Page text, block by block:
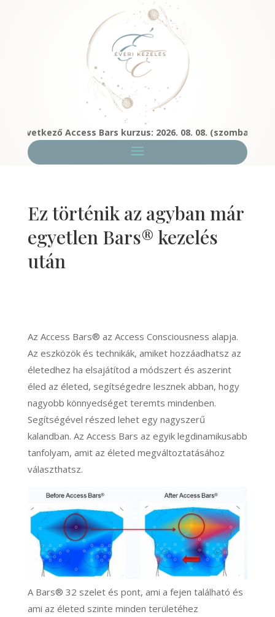
Access Bars kurzus: 2026. 08. 08. (szombat)
Ez történik az agyban már
egyetlen Bars® kezelés
után
Az Access Bars® az Access Consciousness alapja.
Az eszközök és technikák, amiket hozzáadhatsz az
életedhez ha elsajátítod a módszert és aszerint
éled az életed, segítségedre lesznek abban, hogy
nagyobb könnyedséget teremts mindenben.
Segítségével részed lehet egy nagyszerű
kalandban. Az Access Bars az egyik legdinamikusabb
tanfolyam, amit az életed megváltoztatásához
választhatsz.
A Bars® 32 szelet és pont, ami a fejen található és
ami az életed szinte minden területéhez